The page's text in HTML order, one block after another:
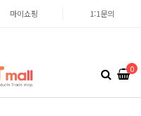
마이쇼핑 1:1문의
0